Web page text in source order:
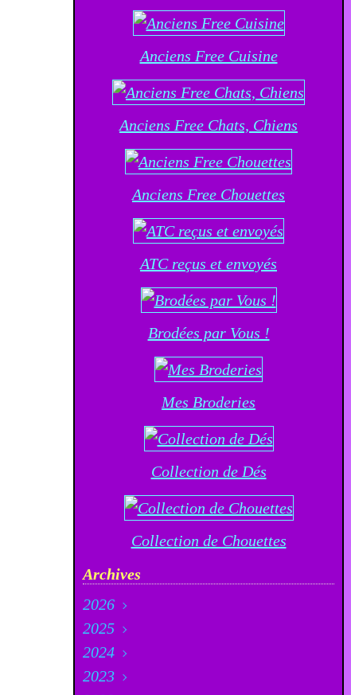
Anciens Free Cuisine
Anciens Free Chats, Chiens
Anciens Free Chouettes
ATC reçus et envoyés
Brodées par Vous !
Mes Broderies
Collection de Dés
Collection de Chouettes
Archives
2026
Août
Juillet
Juin
2025
Décembre
Novembre
2024
Décembre
2023